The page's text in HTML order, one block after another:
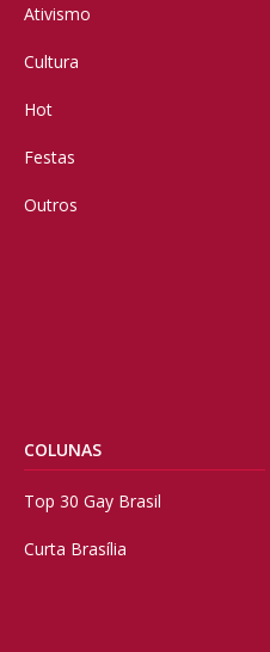
Ativismo
Cultura
Hot
Festas
Outros
COLUNAS
Top 30 Gay Brasil
Curta Brasília